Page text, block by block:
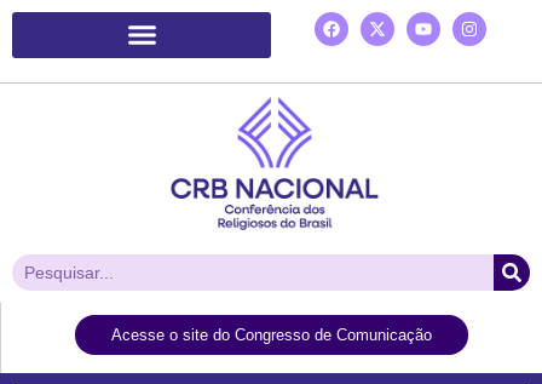
Acesse o site do Congresso de Comunicação